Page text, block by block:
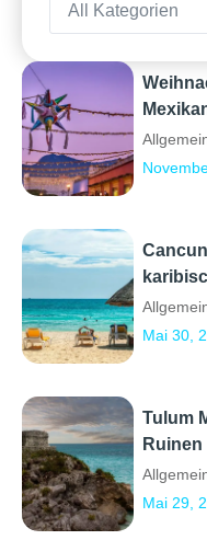
All Kategorien
Mai 30,
Tulum
Mai 29,